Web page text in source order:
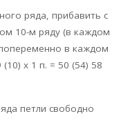
ряда, прибавить с
10-м ряду (в каждом
в каждом
х 1 п. = 50 (54) 58
петли свободно